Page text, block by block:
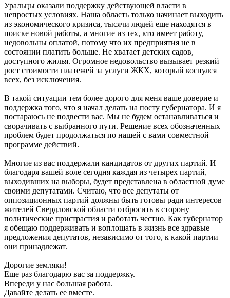
Уральцы оказали поддержку действующей власти в
непростых условиях. Наша область только начинает выходить
из экономического кризиса, тысячи людей еще находятся в
поиске новой работы, а многие из тех, кто имеет работу,
недовольны оплатой, потому что их предприятия не в
состоянии платить больше. Не хватает детских садов,
доступного жилья. Огромное недовольство вызывает резкий
рост стоимости платежей за услуги ЖКХ, который коснулся
всех, без исключения.
В такой ситуации тем более дорого для меня ваше доверие и
поддержка того, что я начал делать на посту губернатора. И я
постараюсь не подвести вас. Мы не будем останавливаться и
сворачивать с выбранного пути. Решение всех обозначенных
проблем будет продолжаться по нашей с вами совместной
программе действий.
Многие из вас поддержали кандидатов от других партий. И
благодаря вашей воле сегодня каждая из четырех партий,
выходивших на выборы, будет представлена в областной думе
своими депутатами. Считаю, что все депутаты от
оппозиционных партий должны быть готовы ради интересов
жителей Свердловской области отбросить в сторону
политические пристрастия и работать честно. Как губернатор
я обещаю поддерживать и воплощать в жизнь все здравые
предложения депутатов, независимо от того, к какой партии
они принадлежат.
Дорогие земляки!
Еще раз благодарю вас за поддержку.
Впереди у нас большая работа.
Давайте делать ее вместе.